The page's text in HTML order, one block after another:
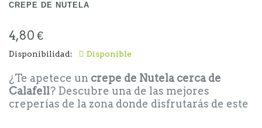
CREPE DE NUTELA
4,80 €
Disponibilidad: Disponible
¿Te apetece un crepe de Nutela cerca de
Calafell? Descubre una de las mejores
creperías de la zona donde disfrutarás de este